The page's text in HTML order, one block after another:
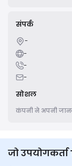
संपर्क
-
-
-
-
सोशल
कंपनी ने अपनी
जो